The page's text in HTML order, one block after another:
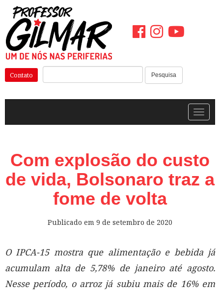
Pular
para
o
conteúdo
Pesquisa
Contato
Com explosão do custo
de vida, Bolsonaro traz a
fome de volta
Publicado em 9 de setembro de 2020
O IPCA-15 mostra que alimentação e bebida já
acumulam alta de 5,78% de janeiro até agosto.
Nesse período, o arroz já subiu mais de 16% em